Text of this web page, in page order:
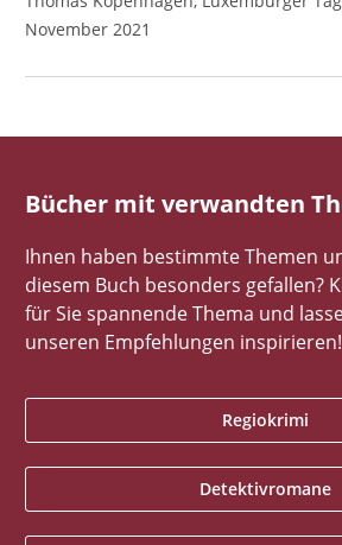
November 2021
Bücher mit verwandten
Ihnen haben bestimmte Themen
diesem Buch besonders gefallen?
für Sie spannende Thema und
unseren Empfehlungen inspirieren!
Regiokrimi
Detektivromane